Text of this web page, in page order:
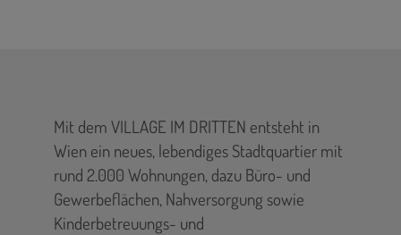
Mit dem VILLAGE IM DRITTEN entsteht in
Wien ein neues, lebendiges Stadtquartier mit
rund 2.000 Wohnungen, dazu Büro- und
Gewerbeflächen, Nahversorgung sowie
Kinderbetreuungs- und